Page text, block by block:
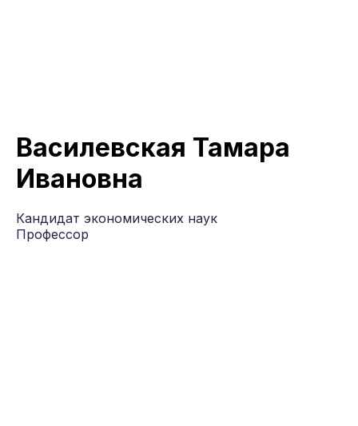
Василевская Тамара
Ивановна
Кандидат экономических наук
Профессор